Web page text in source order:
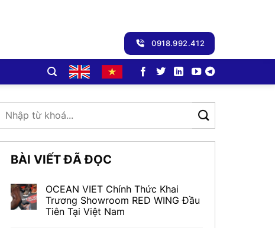
0918.992.412
BÀI VIẾT ĐÃ ĐỌC
OCEAN VIET Chính Thức Khai
Trương Showroom RED WING Đầu
Tiên Tại Việt Nam